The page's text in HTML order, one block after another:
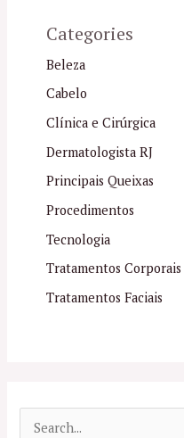
Categories
Beleza
Cabelo
Clínica e Cirúrgica
Dermatologista RJ
Principais Queixas
Procedimentos
Tecnologia
Tratamentos Corporais
Tratamentos Faciais